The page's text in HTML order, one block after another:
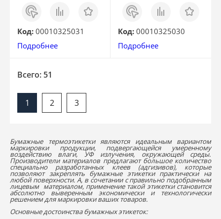
Заказ
в 1
клик
Сравнить Отложить
Код: 00010325031
Подробнее
Заказ
в 1
клик
Сравнить Отложить
Код: 00010325030
Подробнее
Всего: 51
1 2 3
Бумажные термоэтикетки являются идеальным вариантом
маркировки продукции, подвергающейся умеренному
воздействию влаги, УФ излучения, окружающей среды.
Производители материалов предлагают большое количество
специально разработанных клеев (адгизивов), которые
позволяют закреплять бумажные этикетки практически на
любой поверхности. А, в сочетании с правильно подобранным
лицевым материалом, применение такой этикетки становится
абсолютно выверенным экономически и технологически
решением для маркировки ваших товаров.
Основные достоинства бумажных этикеток: